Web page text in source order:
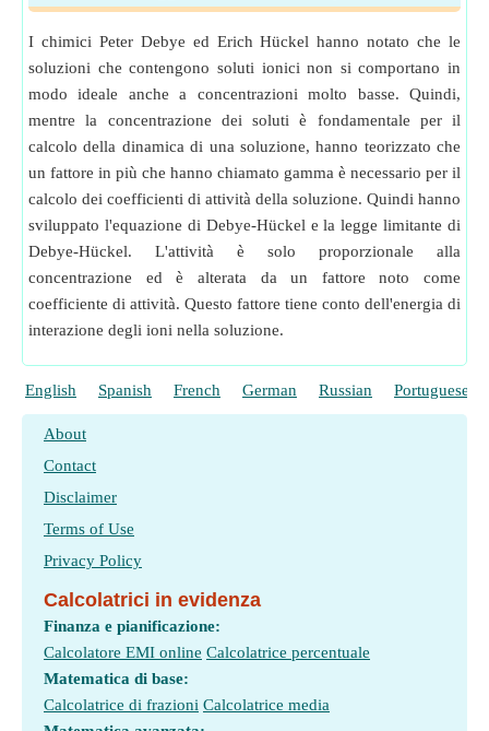
I chimici Peter Debye ed Erich Hückel hanno notato che le
soluzioni che contengono soluti ionici non si comportano in
modo ideale anche a concentrazioni molto basse. Quindi,
mentre la concentrazione dei soluti è fondamentale per il
calcolo della dinamica di una soluzione, hanno teorizzato che
un fattore in più che hanno chiamato gamma è necessario per il
calcolo dei coefficienti di attività della soluzione. Quindi hanno
sviluppato l'equazione di Debye-Hückel e la legge limitante di
Debye-Hückel. L'attività è solo proporzionale alla
concentrazione ed è alterata da un fattore noto come
coefficiente di attività. Questo fattore tiene conto dell'energia di
interazione degli ioni nella soluzione.
English Spanish French German Russian Portuguese
About
Contact
Disclaimer
Terms of Use
Privacy Policy
Calcolatrici in evidenza
Finanza e pianificazione:
Calcolatore EMI online Calcolatrice percentuale
Matematica di base:
Calcolatrice di frazioni Calcolatrice media